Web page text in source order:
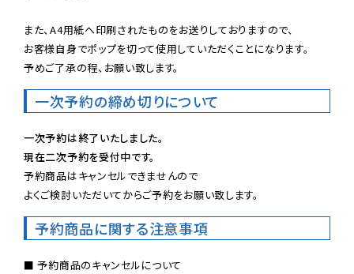
また、A4用紙へ印刷されたものをお送りしておりますので、
お客様自身でポップを切って使用していただくことになります。
予めご了承の程、お願い致します。
一次予約の締め切りについて
一次予約は終了いたしました。
現在二次予約を受付中です。
予約商品はキャンセルできませんので
よくご検討いただいてからご予約をお願い致します。
予約商品に関する注意事項